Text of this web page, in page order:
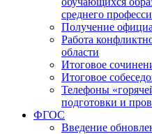
среднего
Получение
Работа
области
Итоговое
Итоговое
Телефоны
подготовки и
ФГОС
Введение